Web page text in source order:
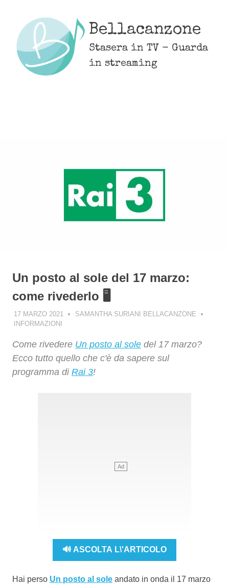
content
Bellacanzone
Stasera in TV - Guarda
in streaming
Un posto al sole del 17 marzo:
come rivederlo 🖥️
17 MARZO 2021
SAMANTHA SURIANI BELLACANZONE
INFORMAZIONI
Come rivedere Un posto al sole del 17 marzo?
Ecco tutto quello che c'è da sapere sul
programma di Rai 3!
🔊 ASCOLTA L\'ARTICOLO
Hai perso Un posto al sole andato in onda il 17 marzo